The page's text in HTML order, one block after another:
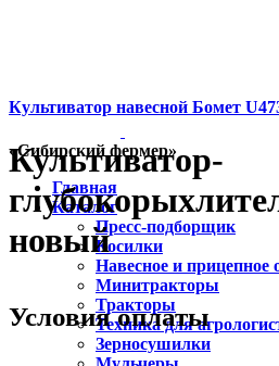
«Сибирский фермер»
Главная
Каталог
Пресс-подборщик
Косилки
Навесное и прицепное
Минитракторы
Тракторы
Техника для
Зерносушилки
Культиватор навесной Бомет
Культиватор-
новый
Условия оплаты